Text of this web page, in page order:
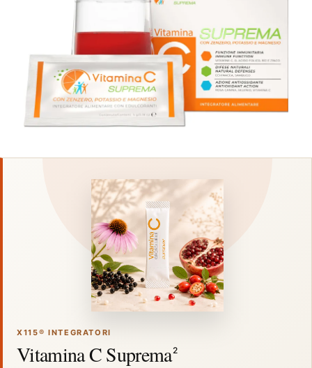
X115® INTEGRATORI
Vitamina C Suprema2